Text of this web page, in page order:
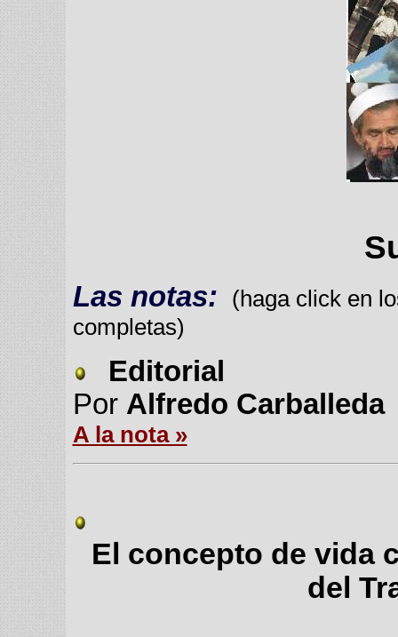
Las notas: (haga click en
completas)
Editorial
Por Alfredo Carballeda
A la nota »
El concepto de vida
del